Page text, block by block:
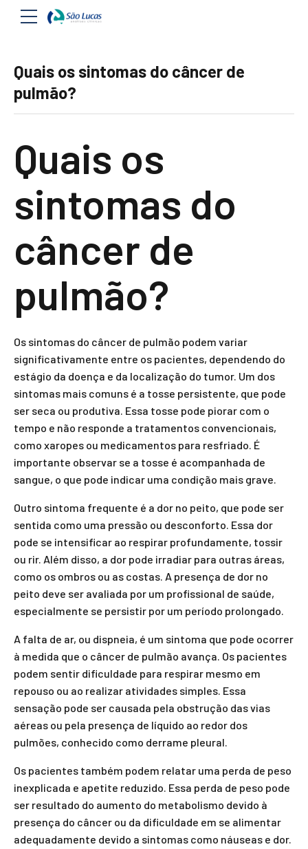
Quais os sintomas do câncer de
pulmão?
Quais os
sintomas do
câncer de
pulmão?
Os sintomas do câncer de pulmão podem variar
significativamente entre os pacientes, dependendo do
estágio da doença e da localização do tumor. Um dos
sintomas mais comuns é a tosse persistente, que pode
ser seca ou produtiva. Essa tosse pode piorar com o
tempo e não responde a tratamentos convencionais,
como xaropes ou medicamentos para resfriado. É
importante observar se a tosse é acompanhada de
sangue, o que pode indicar uma condição mais grave.
Outro sintoma frequente é a dor no peito, que pode ser
sentida como uma pressão ou desconforto. Essa dor
pode se intensificar ao respirar profundamente, tossir
ou rir. Além disso, a dor pode irradiar para outras áreas,
como os ombros ou as costas. A presença de dor no
peito deve ser avaliada por um profissional de saúde,
especialmente se persistir por um período prolongado.
A falta de ar, ou dispneia, é um sintoma que pode ocorrer
à medida que o câncer de pulmão avança. Os pacientes
podem sentir dificuldade para respirar mesmo em
repouso ou ao realizar atividades simples. Essa
sensação pode ser causada pela obstrução das vias
aéreas ou pela presença de líquido ao redor dos
pulmões, conhecido como derrame pleural.
Os pacientes também podem relatar uma perda de peso
inexplicada e apetite reduzido. Essa perda de peso pode
ser resultado do aumento do metabolismo devido à
presença do câncer ou da dificuldade em se alimentar
adequadamente devido a sintomas como náuseas e dor.